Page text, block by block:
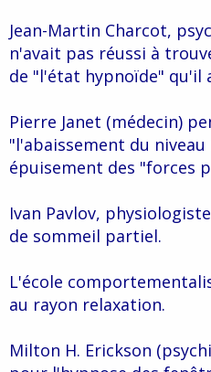
Jean-Martin Charcot,
n'avait pas réussi à
de "l'état hypnoïde" qu'il
Pierre Janet (médecin)
"l'abaissement du
épuisement des "forces
Ivan Pavlov,
de sommeil partiel.
L'école
au rayon relaxation.
Milton H. Erickson